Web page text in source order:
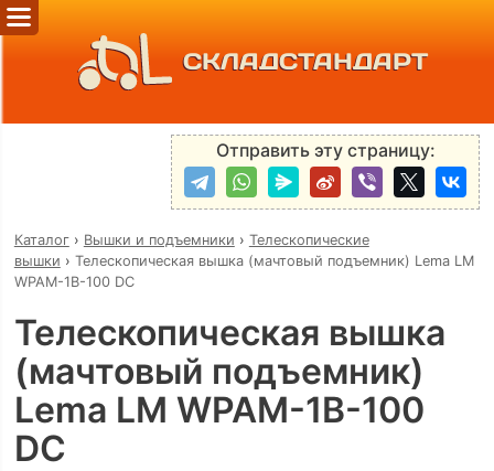
СКЛАДСТАНДАРТ
Отправить эту страницу:
Каталог› Вышки и подъемники › Телескопические
вышки › Телескопическая вышка (мачтовый подъемник) Lema LM
WPAM-1B-100 DC
Телескопическая вышка
(мачтовый подъемник)
Lema LM WPAM-1B-100
DC